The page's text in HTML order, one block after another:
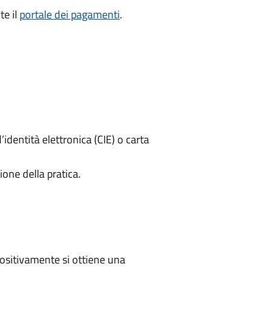
il portale dei pagamenti.
elettronica (CIE) o carta
della pratica.
si ottiene una